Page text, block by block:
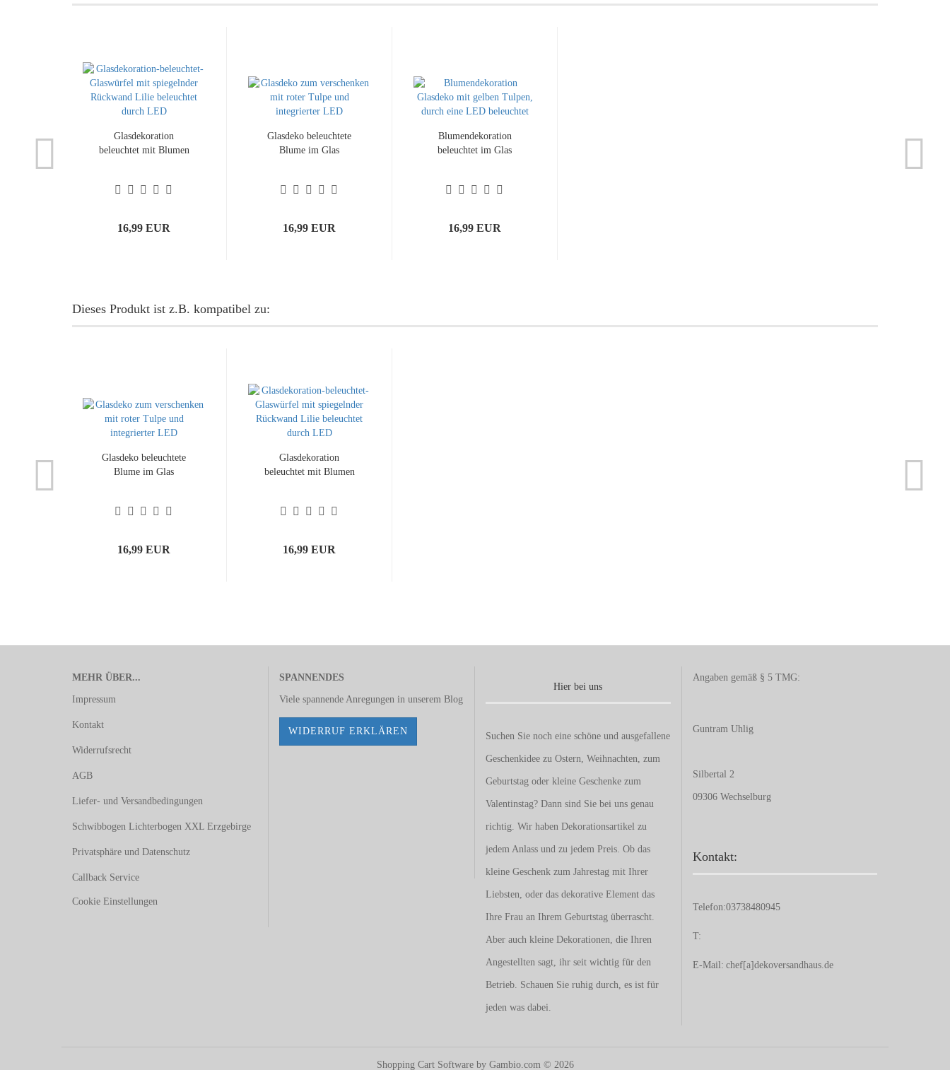
Glasdekoration
beleuchtet mit Blumen
16,99 EUR
Glasdeko beleuchtete
Blume im Glas
16,99 EUR
Blumendekoration
beleuchtet im Glas
16,99 EUR
Dieses Produkt ist z.B. kompatibel zu:
Glasdeko beleuchtete
Blume im Glas
16,99 EUR
Glasdekoration
beleuchtet mit Blumen
16,99 EUR
MEHR ÜBER...
Impressum
Kontakt
Widerrufsrecht
AGB
Liefer- und Versandbedingungen
Schwibbogen Lichterbogen XXL Erzgebirge
Privatsphäre und Datenschutz
Callback Service
Cookie Einstellungen
SPANNENDES
Viele spannende Anregungen in unserem Blog
WIDERRUF ERKLÄREN
Hier bei uns
Suchen Sie noch eine schöne und ausgefallene
Geschenkidee zu Ostern, Weihnachten, zum
Geburtstag oder kleine Geschenke zum
Valentinstag? Dann sind Sie bei uns genau
richtig. Wir haben Dekorationsartikel zu
jedem Anlass und zu jedem Preis. Ob das
kleine Geschenk zum Jahrestag mit Ihrer
Liebsten, oder das dekorative Element das
Ihre Frau an Ihrem Geburtstag überrascht.
Aber auch kleine Dekorationen, die Ihren
Angestellten sagt, ihr seit wichtig für den
Betrieb. Schauen Sie ruhig durch, es ist für
jeden was dabei.
Angaben gemäß § 5 TMG:
Guntram Uhlig
Silbertal 2
09306 Wechselburg
Kontakt:
Telefon:03738480945
T:
E-Mail: chef[a]dekoversandhaus.de
Shopping Cart Softwareby Gambio.com © 2026